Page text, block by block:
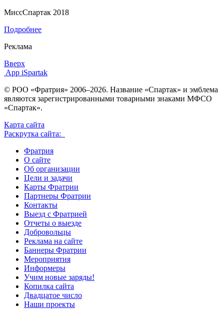
МиссСпартак 2018
Подробнее
Реклама
Вверх
App iSpartak
© РОО «Фратрия» 2006–2026. Название «Спартак» и эмблема
являются зарегистрированными товарными знаками МФСО
«Спартак».
Карта сайта
Раскрутка сайта:
Фратрия
О сайте
Об организации
Цели и задачи
Карты Фратрии
Партнеры Фратрии
Контакты
Выезд с Фратрией
Отчеты о выезде
Добровольцы
Реклама на сайте
Баннеры Фратрии
Мероприятия
Информеры
Учим новые заряды!
Копилка сайта
Двадцатое число
Наши проекты